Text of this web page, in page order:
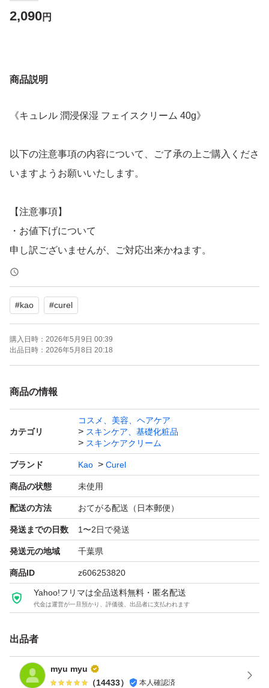
2,090円
商品説明
《キュレル 潤浸保湿 フェイスクリーム 40g》
以下の注意事項の内容について、ご了承の上ご購入くださ
いますようお願いいたします。
【注意事項】
・お値下げについて
申し訳ございませんが、ご対応出来かねます。
・発送について
お支払いが完了された時点から2日以内に発送いたしま
す。
急ぎ、発送の催促はご遠慮ください。
・訳ありについて
・梱包について
箱のままOPP袋のみで梱包し、発送いたします。
紙製の外袋（ゆうパケットポストmini封筒等）を使用する
場合がございます。
・正規品に関する質問について
出品商品は全て正規品になります。少しでも気にされる方
はご購入をお控えください。
以上、よろしくお願い申し上げます。
#kao #curel
購入日時： 2026年5月9日 00:39
出品日時： 2026年5月8日 20:18
商品の情報
カテゴリ
コスメ、美容、ヘアケア
スキンケア、基礎化粧品
スキンケアクリーム
ブランド Kao Curel
商品の状態 未使用
配送の方法 おてがる配送（日本郵便）
発送までの日数 1〜2日で発送
発送元の地域 千葉県
商品ID z606253820
Yahoo!フリマは全品送料無料・匿名配送
代金は運営が一旦預かり、評価後、出品者に支払われます
出品者
myu myu
（14433） 本人確認済